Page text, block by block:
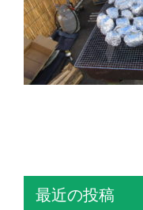
最近の投稿